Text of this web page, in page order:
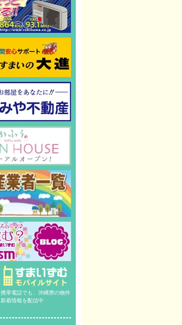
携帯電話でも、沖縄県の物件
新着情報を配信中